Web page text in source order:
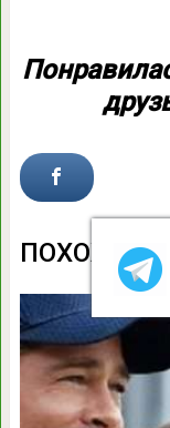
ПОХОЖИЕ